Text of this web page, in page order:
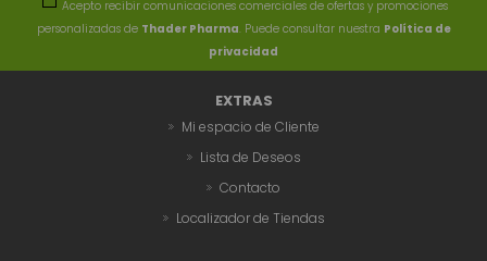
Acepto recibir comunicaciones comerciales de ofertas y promociones
personalizadas de Thader Pharma. Puede consultar nuestra Política de
privacidad
EXTRAS
Mi espacio de Cliente
Lista de Deseos
Contacto
Localizador de Tiendas